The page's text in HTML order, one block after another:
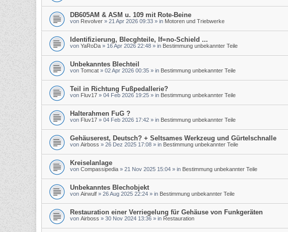
DB605AM & ASM u. 109 mit Rote-Beine
von Revolver » 21 Apr 2026 09:33 » in Motoren und Triebwerke
Identifizierung, Blecghteile, If=no-Schield ...
von YaRoDa » 16 Apr 2026 22:48 » in Bestimmung unbekannter Teile
Unbekanntes Blechteil
von Tomcat » 02 Apr 2026 00:35 » in Bestimmung unbekannter Teile
Teil in Richtung Fußpedallerie?
von Fluv17 » 04 Feb 2026 19:25 » in Bestimmung unbekannter Teile
Halterahmen FuG ?
von Fluv17 » 04 Feb 2026 17:42 » in Bestimmung unbekannter Teile
Gehäuserest, Deutsch? + Seltsames Werkzeug und Gürtelschnalle
von Airboss » 26 Dez 2025 17:08 » in Bestimmung unbekannter Teile
Kreiselanlage
von Compassipedia » 21 Nov 2025 15:04 » in Bestimmung unbekannter Teile
Unbekanntes Blechobjekt
von Airwulf » 26 Aug 2025 22:24 » in Bestimmung unbekannter Teile
Restauration einer Verriegelung für Gehäuse von Funkgeräten
von Airboss » 30 Nov 2024 13:36 » in Restauration